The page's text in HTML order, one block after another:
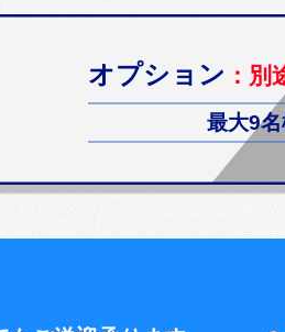
オプション ：別
最大9